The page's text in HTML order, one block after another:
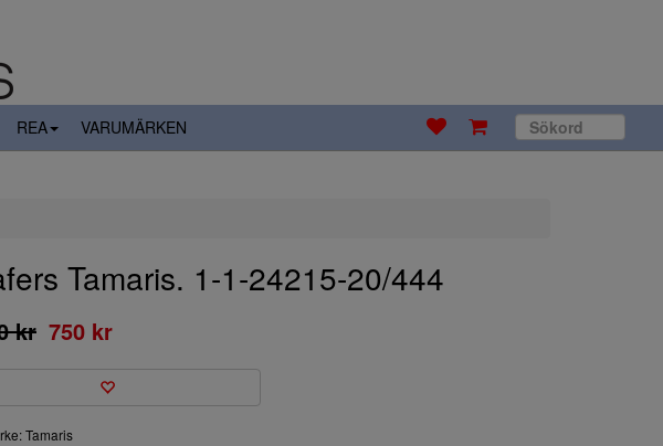
REA VARUMÄRKEN
Tamaris. 1-1-24215-20/444
kr 750 kr
Tamaris